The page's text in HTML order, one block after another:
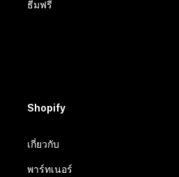
ธีมฟรี
Shopify
เกี่ยวกับ
พาร์ทเนอร์